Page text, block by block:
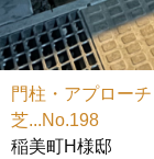
門柱・アプロー
芝...No.198
稲美町H様邸